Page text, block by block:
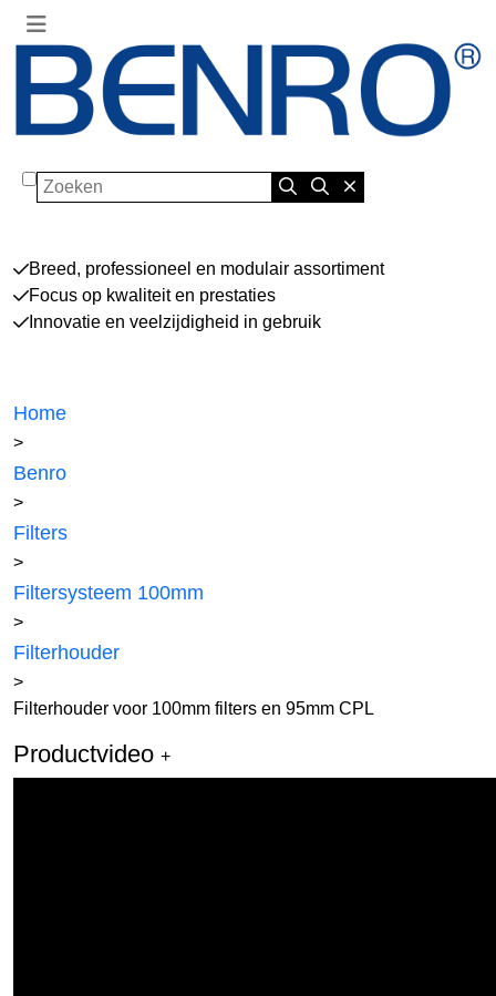
Zoeken
Breed, professioneel en modulair assortiment
Focus op kwaliteit en prestaties
Innovatie en veelzijdigheid in gebruik
Home
>
Benro
>
Filters
>
Filtersysteem 100mm
>
Filterhouder
>
Filterhouder voor 100mm filters en 95mm CPL
Productvideo +